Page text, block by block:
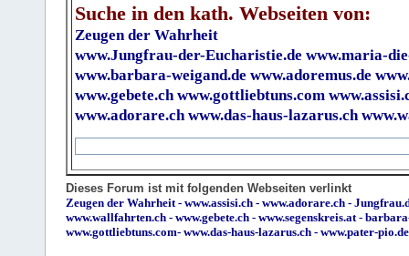
Suche in den kath. Webseiten von:
Zeugen der Wahrheit
www.Jungfrau-der-Eucharistie.de www.maria-
www.barbara-weigand.de www.adoremus.de
www.gebete.ch www.gottliebtuns.com
www.adorare.ch www.das-haus-lazarus.ch
Dieses Forum ist mit folgenden Webseiten verlinkt
Zeugen der Wahrheit - www.assisi.ch - www.adorare.ch -
www.wallfahrten.ch - www.gebete.ch - www.segenskreis.at -
www.gottliebtuns.com- www.das-haus-lazarus.ch - www.pater-pio.de